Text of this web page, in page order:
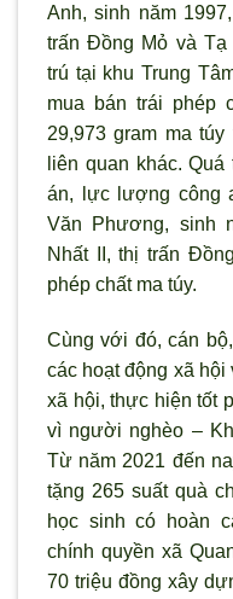
Anh, sinh năm
trấn Đồng Mỏ và Tạ
trú tại khu Trung
mua bán trái phép
29,973 gram ma
liên quan khác.
án, lực lượng công
Văn Phương, sinh
Nhất II, thị trấn
phép chất ma túy.
Cùng với đó, cán
các hoạt động xã hội
xã hội, thực hiện tốt
vì người nghèo –
Từ năm 2021 đến
tặng 265 suất quà
học sinh có hoàn
chính quyền xã
70 triệu đồng xây